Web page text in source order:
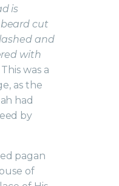
is
cut
and
with
was a
as the
had
by
pagan
of